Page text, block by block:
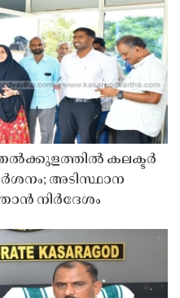
കലക്ടർ
അടിസ്ഥാന
നിർദേശം